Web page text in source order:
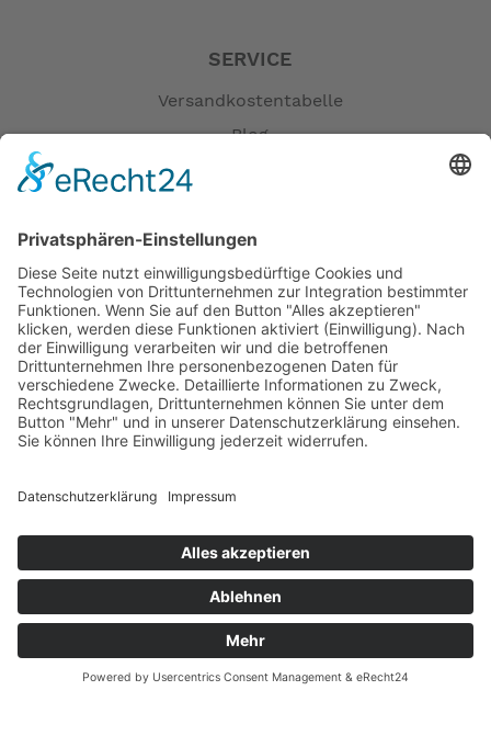
SERVICE
Versandkostentabelle
Blog
Erklärung zur Barrierefreiheit
AGB
Öffnungszeiten
Versandpartner
Verfügbarkeiten
Zahlung und Versand
Datenschutz
Fernabsatz
Widerrufsrecht bei Reparatur
Widerrufsrecht bei Dienstleistungen
Kontakt
Garantiefall
Batterieverordnung
Ergänzende Allgemeine Geschäftsbedingungen zum